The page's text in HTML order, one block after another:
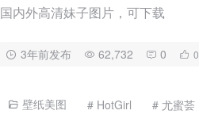
国内外高清妹子图片，可下载
3年前发布 62,732 0 0
壁纸美图 # HotGirl # 尤蜜荟